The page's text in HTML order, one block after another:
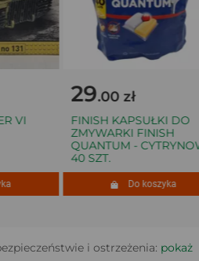
29.00 zł
FINISH KAPSUŁKI DO
ZMYWARKI FINISH
QUANTUM - CYTRYNOWE
40 SZT.
Do koszyka
i ostrzeżenia: pokaż